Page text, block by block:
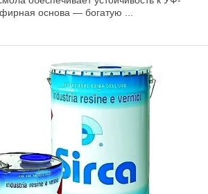
основа — богатую ...